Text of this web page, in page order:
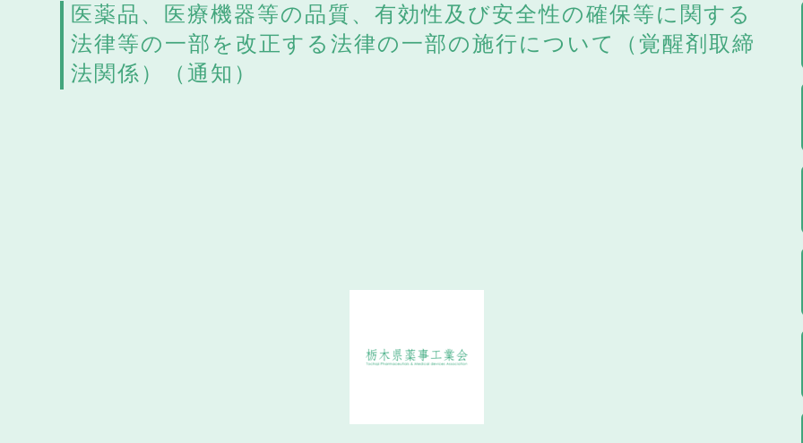
医薬品、医療機器等の品質、有効性及び安全性の確保等に関する
法律等の一部を改正する法律の一部の施行について（覚醒剤取締
法関係）（通知）